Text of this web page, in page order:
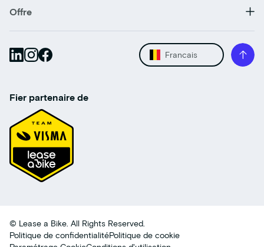
Offre
Francais
Fier partenaire de
© Lease a Bike. All Rights Reserved.
Politique de confidentialitéPolitique de cookie